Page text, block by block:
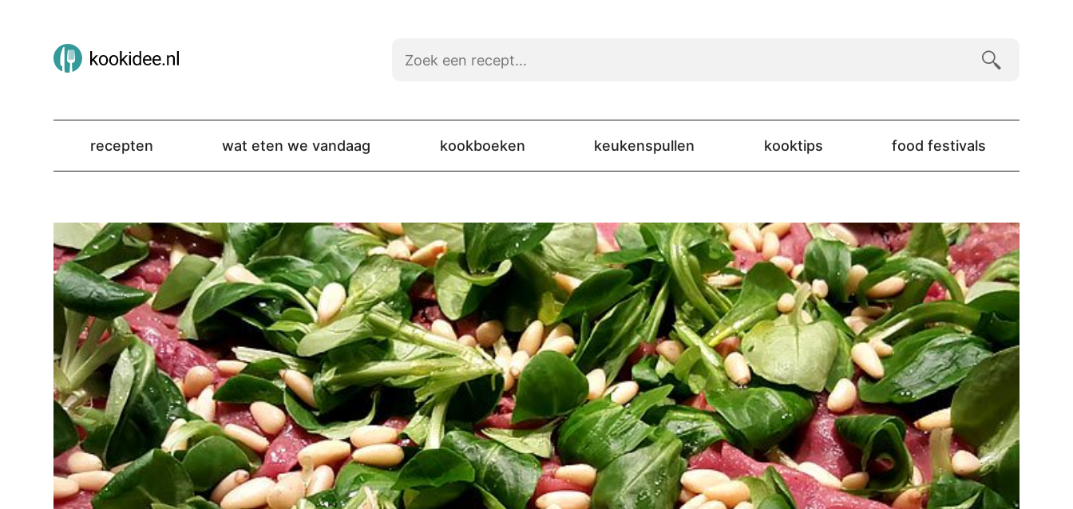
recepten wat eten we vandaag kookboeken keukenspullen kooktips food festivals